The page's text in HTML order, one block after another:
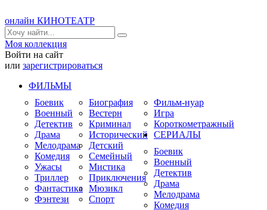
онлайн КИНОТЕАТР
Моя коллекция
Войти на сайт
или зарегистрироваться
ФИЛЬМЫ
Боевик
Военный
Детектив
Драма
Мелодрама
Комедия
Ужасы
Триллер
Фантастика
Фэнтези
Биография
Вестерн
Криминал
Исторический
Детский
Семейный
Мистика
Приключения
Мюзикл
Спорт
Фильм-нуар
Игра
Короткометражный
СЕРИАЛЫ
Боевик
Военный
Детектив
Драма
Мелодрама
Комедия